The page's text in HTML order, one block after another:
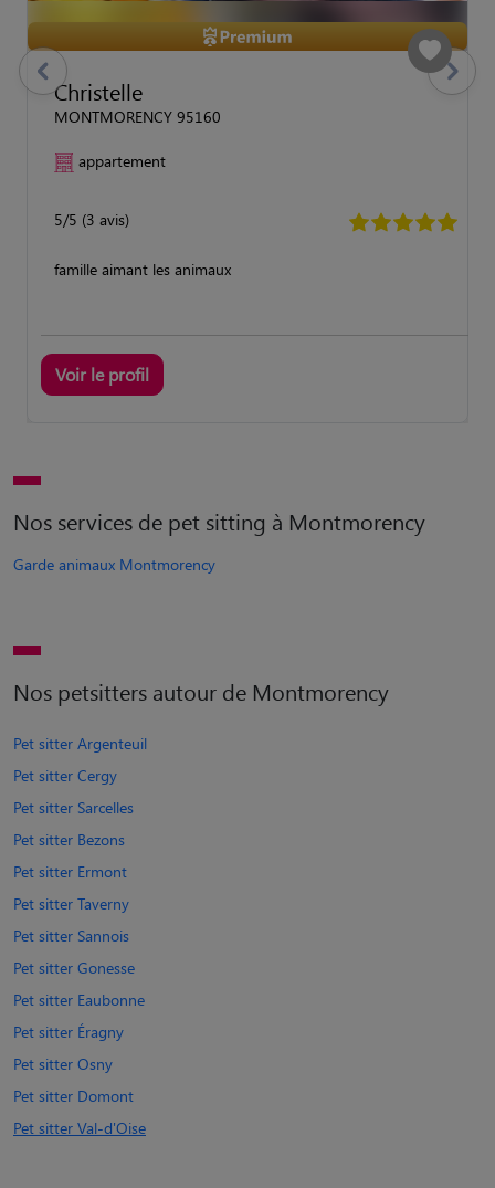
Christelle
MONTMORENCY 95160
appartement
5/5 (3 avis)
famille aimant les animaux
Voir le profil
previous Suivant
Nos services de pet sitting à Montmorency
Garde animaux Montmorency
Nos petsitters autour de Montmorency
Pet sitter Argenteuil
Pet sitter Cergy
Pet sitter Sarcelles
Pet sitter Bezons
Pet sitter Ermont
Pet sitter Taverny
Pet sitter Sannois
Pet sitter Gonesse
Pet sitter Eaubonne
Pet sitter Éragny
Pet sitter Osny
Pet sitter Domont
Pet sitter Val-d'Oise